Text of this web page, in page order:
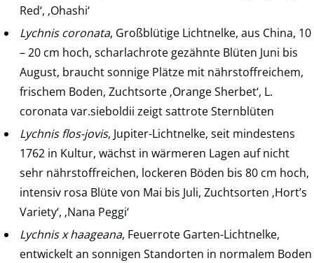
Red‘, ‚Ohashi‘
Lychnis coronata, Großblütige Lichtnelke, aus China, 10
– 20 cm hoch, scharlachrote gezähnte Blüten Juni bis
August, braucht sonnige Plätze mit nährstoffreichem,
frischem Boden, Zuchtsorte ‚Orange Sherbet‘, L.
coronata var.sieboldii zeigt sattrote Sternblüten
Lychnis flos-jovis, Jupiter-Lichtnelke, seit mindestens
1762 in Kultur, wächst in wärmeren Lagen auf nicht
sehr nährstoffreichen, lockeren Böden bis 80 cm hoch,
intensiv rosa Blüte von Mai bis Juli, Zuchtsorten ‚Hort’s
Variety‘, ‚Nana Peggi‘
Lychnis x haageana, Feuerrote Garten-Lichtnelke,
entwickelt an sonnigen Standorten in normalem Boden